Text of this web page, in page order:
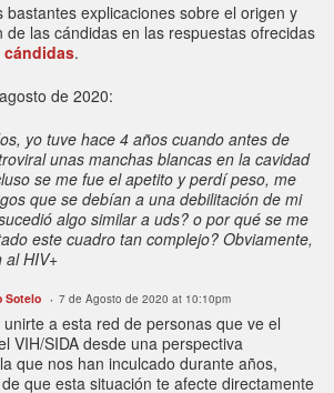
bastantes explicaciones sobre el origen y
de las cándidas en las respuestas ofrecidas
cándidas.
de 2020:
yo tuve hace 4 años cuando antes de
unas manchas blancas en la cavidad
se me fue el apetito y perdí peso, me
que se debían a una debilitación de mi
algo similar a uds? o por qué se me
este cuadro tan complejo? Obviamente,
al HIV+
Sotelo 7 de Agosto de 2020 at 10:10pm
a esta red de personas que ve el
VIH/SIDA desde una perspectiva
que nos han inculcado durante años,
que esta situación te afecte directamente